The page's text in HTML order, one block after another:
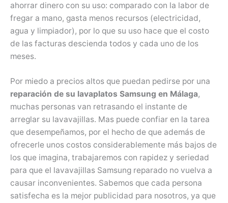
ahorrar dinero con su uso: comparado con la labor de
fregar a mano, gasta menos recursos (electricidad,
agua y limpiador), por lo que su uso hace que el costo
de las facturas descienda todos y cada uno de los
meses.
Por miedo a precios altos que puedan pedirse por una
reparación de su lavaplatos Samsung en Málaga,
muchas personas van retrasando el instante de
arreglar su lavavajillas. Mas puede confiar en la tarea
que desempeñamos, por el hecho de que además de
ofrecerle unos costos considerablemente más bajos de
los que imagina, trabajaremos con rapidez y seriedad
para que el lavavajillas Samsung reparado no vuelva a
causar inconvenientes. Sabemos que cada persona
satisfecha es la mejor publicidad para nosotros, ya que